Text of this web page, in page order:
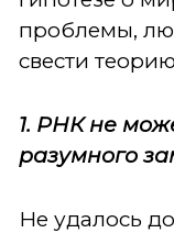
проблемы,
свести
1. РНК не
разумного
Не удалось